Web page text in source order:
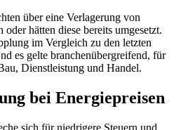
über eine Verlagerung von
hätten diese bereits umgesetzt.
im Vergleich zu den letzten
es gelte branchenübergreifend, für
Dienstleistung und Handel.
bei Energiepreisen
sich für niedrigere Steuern und